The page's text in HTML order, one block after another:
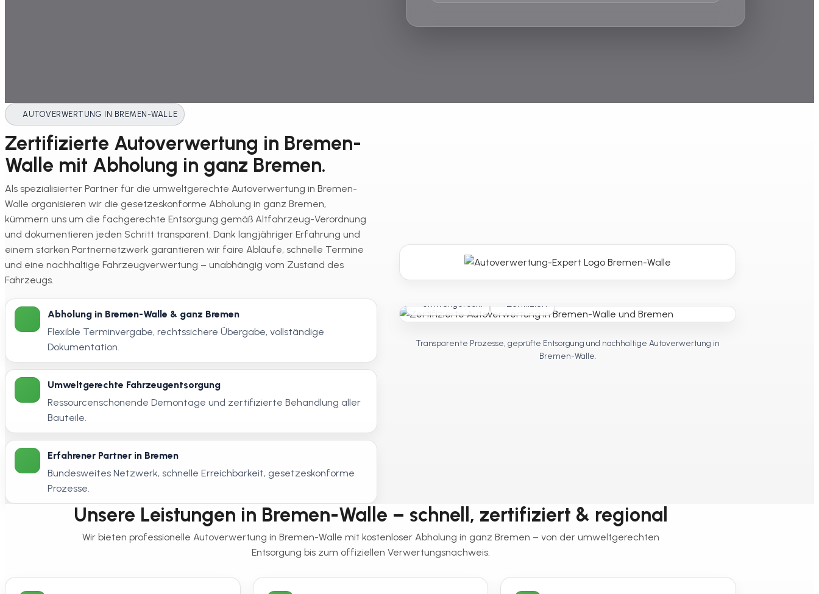
AUTOVERWERTUNG IN BREMEN-WALLE
Zertifizierte Autoverwertung in Bremen-
Walle mit Abholung in ganz Bremen.
Als spezialisierter Partner für die umweltgerechte Autoverwertung in Bremen-
Walle organisieren wir die gesetzeskonforme Abholung in ganz Bremen,
kümmern uns um die fachgerechte Entsorgung gemäß Altfahrzeug-Verordnung
und dokumentieren jeden Schritt transparent. Dank langjähriger Erfahrung und
einem starken Partnernetzwerk garantieren wir faire Abläufe, schnelle Termine
und eine nachhaltige Fahrzeugverwertung – unabhängig vom Zustand des
Fahrzeugs.
Abholung in Bremen-Walle & ganz Bremen
Flexible Terminvergabe, rechtssichere Übergabe, vollständige
Dokumentation.
Umweltgerechte Fahrzeugentsorgung
Ressourcenschonende Demontage und zertifizierte Behandlung aller
Bauteile.
Erfahrener Partner in Bremen
Bundesweites Netzwerk, schnelle Erreichbarkeit, gesetzeskonforme
Prozesse.
Transparente Prozesse, geprüfte Entsorgung und nachhaltige Autoverwertung in
Bremen-Walle.
Unsere Leistungen in Bremen-Walle – schnell, zertifiziert & regional
Wir bieten professionelle Autoverwertung in Bremen-Walle mit kostenloser Abholung in ganz Bremen – von der umweltgerechten
Entsorgung bis zum offiziellen Verwertungsnachweis.